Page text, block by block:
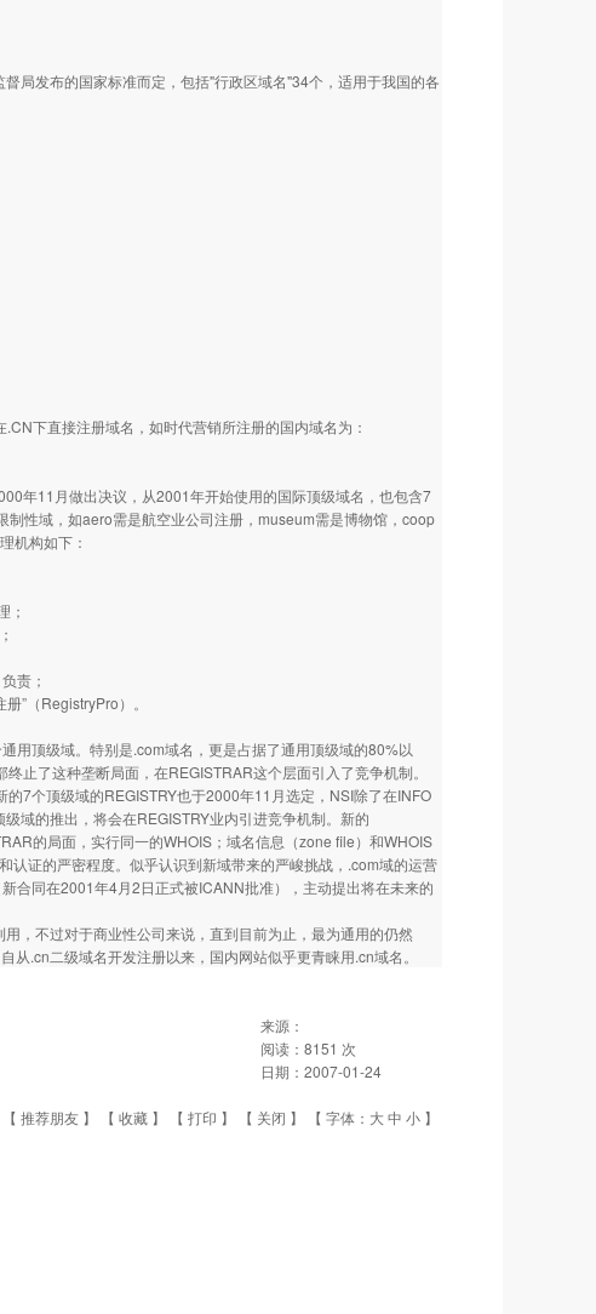
发布的国家标准而定，包括"行政区域名"34个，适用于我国的各
下直接注册域名，如时代营销所注册的国内域名为：
年11月做出决议，从2001年开始使用的国际顶级域名，也包含7
性域，如aero需是航空业公司注册，museum需是博物馆，coop
机构如下：
；
责；
”（RegistryPro）。
顶级域。特别是.com域名，更是占据了通用顶级域的80%以
止了这种垄断局面，在REGISTRAR这个层面引入了竞争机制。
7个顶级域的REGISTRY也于2000年11月选定，NSI除了在INFO
域的推出，将会在REGISTRY业内引进竞争机制。新的
的局面，实行同一的WHOIS；域名信息（zone file）和WHOIS
证的严密程度。似乎认识到新域带来的严峻挑战，.com域的运营
合同在2001年4月2日正式被ICANN批准），主动提出将在未来的
不过对于商业性公司来说，直到目前为止，最为通用的仍然
从.cn二级域名开发注册以来，国内网站似乎更青睐用.cn域名。
来源：
阅读： 8151 次
日期： 2007-01-24
推荐朋友 】 【 收藏 】 【 打印 】 【 关闭 】 【 字体： 大中 小 】